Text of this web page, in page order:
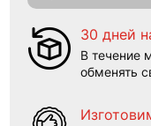
30 дней
В течение
обменять